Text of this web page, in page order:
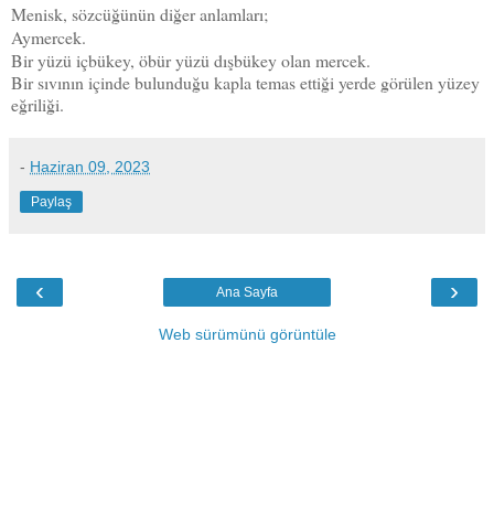
Menisk, sözcüğünün diğer anlamları;
Aymercek.
Bir yüzü içbükey, öbür yüzü dışbükey olan mercek.
Bir sıvının içinde bulunduğu kapla temas ettiği yerde görülen yüzey
eğriliği.
- Haziran 09, 2023
Paylaş
‹ ›
Ana Sayfa
Web sürümünü görüntüle